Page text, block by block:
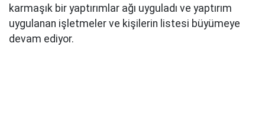
karmaşık bir yaptırımlar ağı uyguladı ve yaptırım
uygulanan işletmeler ve kişilerin listesi büyümeye
devam ediyor.